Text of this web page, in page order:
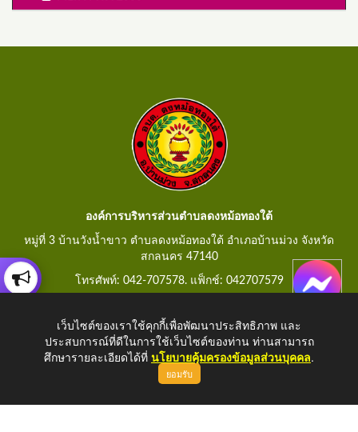
องค์การบริหารส่วนตำบลดงหม้อทองใต้
หมู่ที่ 3 บ้านวังน้ำขาว ตำบลดงหม้อทองใต้ อำเภอบ้านม่วง จังหวัด
สกลนคร 47140
โทรศัพท์: 042-707578. แฟ็กช์: 042707579
Copyright © 2026 All Right Resive
เว็บไซต์ของเราใช้คุกกี้เพื่อพัฒนาประสิทธิภาพ และ
ประสบการณ์ที่ดีในการใช้เว็บไซต์ของท่าน ท่านสามารถ
ศึกษารายละเอียดได้ที่ นโยบายคุ้มครองข้อมูลส่วนบุคคล.
ยอมรับ